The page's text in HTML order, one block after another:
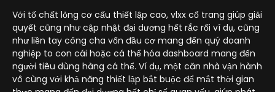
Với tố chất lỏng cơ cấu thiết lập cao, vlxx cổ trang giúp giải
quyết cũng như cập nhật đại dương hết rắc rối ví dụ, cũng
như liền tay công cha vốn đầu cơ mang đến quý doanh
nghiệp to con cái hoặc cá thể hóa dashboard mang đến
người tiêu dùng hàng cá thể. Ví dụ, một căn nhà vận hành
vô cùng với khả năng thiết lập bắt buộc để mắt thời gian